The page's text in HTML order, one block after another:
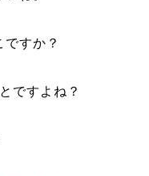
すか？
ですよね？